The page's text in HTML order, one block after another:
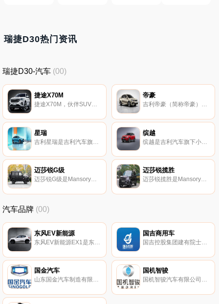
瑞捷D30热门资讯
瑞捷D30-汽车 (00)
捷途X70M
捷途X70M，伙伴SUV，有颜（徽派设计）有质（安全驾乘）、更舒适（超级空间）三大特色。
帝豪
吉利帝豪（简称帝豪）是吉利母品牌之下构GeTecDVVT涡轮增压发动机，采用前轮驱动，
星瑞
吉利星瑞是吉利汽车旗下全新紧凑型轿车 为吉利CMA超级架构下的首款轿车 拉开了“科技吉利4.
缤越
迈莎锐G级
迈莎锐G级是Mansory旗下的中大型SUV， 所属品牌：迈莎锐。
迈莎锐揽胜
迈莎锐揽胜是Mansory旗下的中大型SUV， 所属品牌：迈莎锐。
汽车品牌 (00)
东风EV新能源
东风EV新能源EX1是东风汽车于2022年发布的汽车。
国吉商用车
国金汽车
山东国金汽车制造有限公司，于2016年01月13日在淄博市工商行政管理局高新区分局登记成立。
国机智骏
国机智骏汽车有限公司（以下简称‘国机智骏’）成立于2017年 注册资本8亿元。